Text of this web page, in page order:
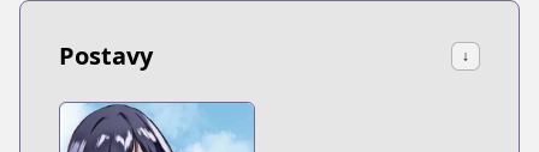
Postavy ↓